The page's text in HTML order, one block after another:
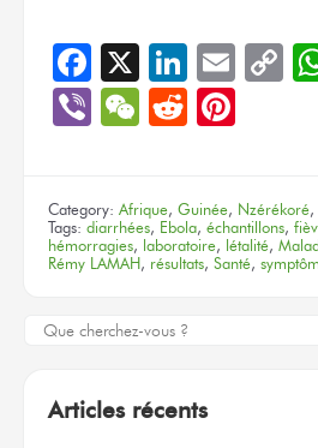
Facebook
X
ViberWeChat
Reddit
Category: Afrique, Guinée, Nzérékoré,
Tags: diarrhées, Ebola, échantillons,
hémorragies, laboratoire, létalité,
Rémy LAMAH, résultats, Santé,
Articles récents